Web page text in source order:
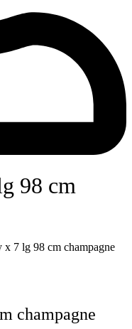
x 7 lg 98 cm champagne
champagne